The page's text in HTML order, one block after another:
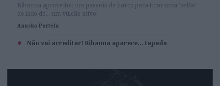
Rihanna aproveitou um passeio de barco para tirar uma 'selfie'
ao lado de... um vulcão ativo!
Anuska Portela
Não vai acreditar! Rihanna aparece... tapada